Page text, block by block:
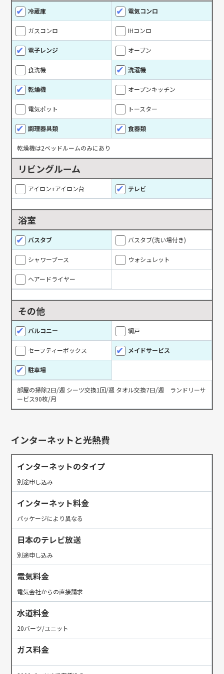
冷蔵庫 電気コンロ
ガスコンロ IHコンロ
電子レンジ オーブン
食洗機 洗濯機
乾燥機 オープンキッチン
電気ポット トースター
調理器具類 食器類
乾燥機は2ベッドルームのみにあり
リビングルーム
アイロン+アイロン台 テレビ
浴室
バスタブ バスタブ(洗い場付き)
シャワーブース ウォシュレット
ヘアードライヤー
その他
バルコニー 網戸
セーフティーボックス メイドサービス
駐車場
部屋の掃除2日/週 シーツ交換1回/週 タオル交換7日/週 ランドリーサ
ービス90枚/月
インターネットと光熱費
インターネットのタイプ
別途申し込み
インターネット料金
パッケージにより異なる
日本のテレビ放送
別途申し込み
電気料金
電気会社からの直接請求
水道料金
20バーツ/ユニット
ガス料金